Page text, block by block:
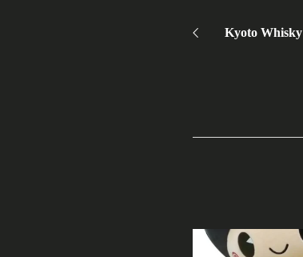
Kyoto